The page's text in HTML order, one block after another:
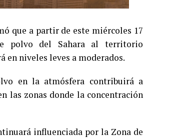
que a partir de este miércoles 17
polvo del Sahara al territorio
en niveles leves a moderados.
en la atmósfera contribuirá a
las zonas donde la concentración
influenciada por la Zona de